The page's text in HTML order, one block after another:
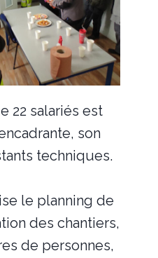
22 salariés est
son
techniques.
le planning de
des chantiers,
de personnes,